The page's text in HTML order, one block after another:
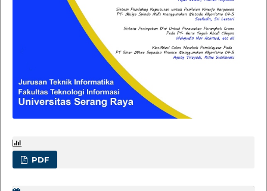
PDF